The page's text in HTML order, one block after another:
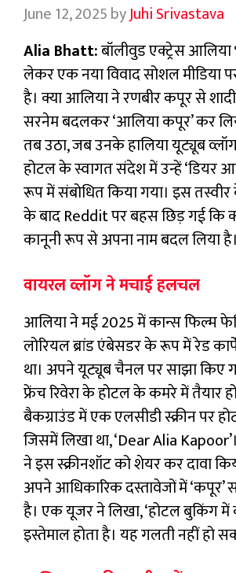
June 12, 2025byJuhi Srivastava
Alia Bhatt:बॉलीवुड एक्ट्रेस आलिया
लेकर एक नया विवाद सोशल मीडिया
है। क्या आलिया ने रणबीर कपूर से
सरनेम बदलकर ‘आलिया कपूर’ कर
तब उठा, जब उनके हालिया यूट्यूब
होटल के स्वागत संदेश में उन्हें ‘डियर
रूप में संबोधित किया गया। इस
के बाद Reddit पर बहस छिड़ गई कि
कानूनी रूप से अपना नाम बदल लिया है।
वायरल व्लॉग ने मचाई हलचल
आलिया ने मई 2025 में कान्स फिल्म
लोरियल ब्रांड एंबेसडर के रूप में रेड
था। अपने यूट्यूब चैनल पर साझा किए
फ्रेंच रिवेरा के होटल के कमरे में तैयार
बैकग्राउंड में एक एलसीडी स्क्रीन पर
जिसमें लिखा था, ‘Dear Alia
ने इस स्क्रीनशॉट को शेयर कर दावा
अपने आधिकारिक दस्तावेजों में ‘कपूर’
है। एक यूजर ने लिखा, ‘होटल बुकिंग में
इस्तेमाल होता है। यह गलती नहीं हो